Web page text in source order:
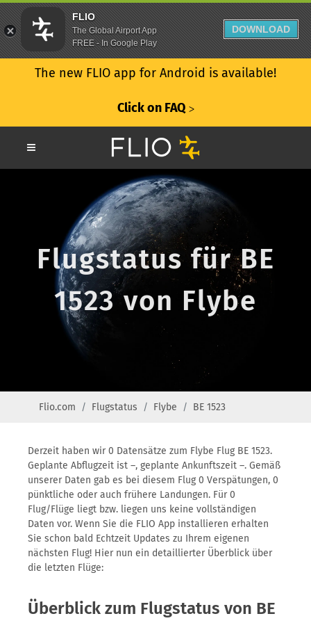
The new FLIO app for Android is available!
Click on FAQ ᐳ
Flugstatus für BE
1523 von Flybe
Flio.com Flugstatus Flybe BE 1523
Derzeit haben wir 0 Datensätze zum Flybe Flug BE 1523.
Geplante Abflugzeit ist –, geplante Ankunftszeit –. Gemäß
unserer Daten gab es bei diesem Flug 0 Verspätungen, 0
pünktliche oder auch frühere Landungen. Für 0
Flug/Flüge liegt bzw. liegen uns keine vollständigen
Daten vor. Wenn Sie die FLIO App installieren erhalten
Sie schon bald Echtzeit Updates zu Ihrem eigenen
nächsten Flug! Hier nun ein detaillierter Überblick über
die letzten Flüge:
Überblick zum Flugstatus von BE
FLIO
The Global Airport App
FREE - In Google Play
DOWNLOAD